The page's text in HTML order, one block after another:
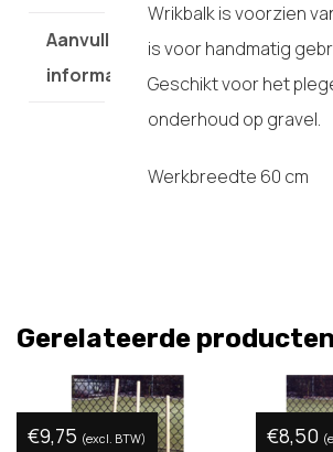
Aanvullende
informatie
Wrikbalk is voorzien
is voor handmatig
Geschikt voor het
onderhoud op gravel.
Werkbreedte 60 cm
Gerelateerde producten
€9,75 (excl. BTW) €8,50